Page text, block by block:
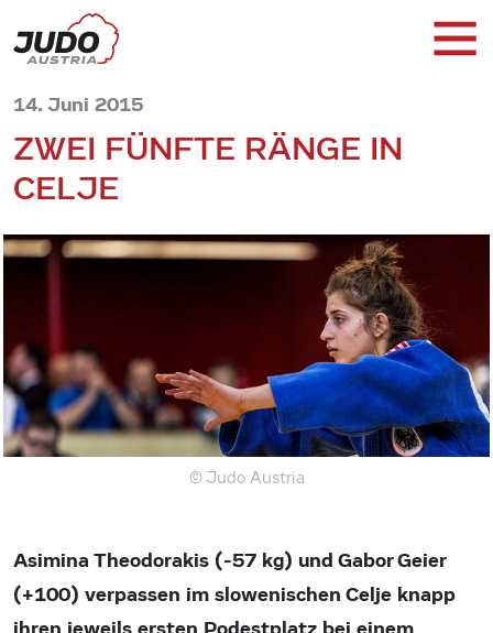
14. Juni 2015
ZWEI FÜNFTE RÄNGE IN
CELJE
© Judo Austria
Asimina Theodorakis (-57 kg) und Gabor Geier
(+100) verpassen im slowenischen Celje knapp